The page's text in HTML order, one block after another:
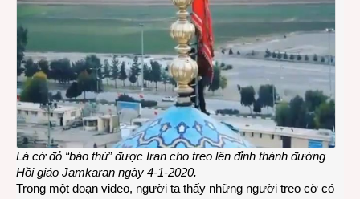
Lá cờ đỏ “báo thù” được Iran cho treo lên đỉnh thánh đường
Hồi giáo Jamkaran ngày 4-1-2020.
Trong một đoạn video, người ta thấy những người treo cờ có